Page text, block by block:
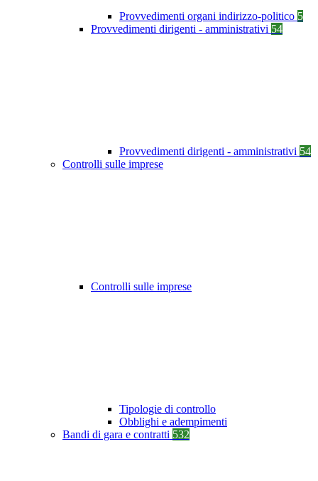
Provvedimenti organi indirizzo-politico 5
Provvedimenti dirigenti - amministrativi 54
Provvedimenti dirigenti - amministrativi 54
Controlli sulle imprese
Controlli sulle imprese
Tipologie di controllo
Obblighi e adempimenti
Bandi di gara e contratti 532